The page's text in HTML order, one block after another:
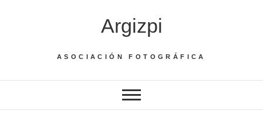
Argizpi
ASOCIACIÓN FOTOGRÁFICA